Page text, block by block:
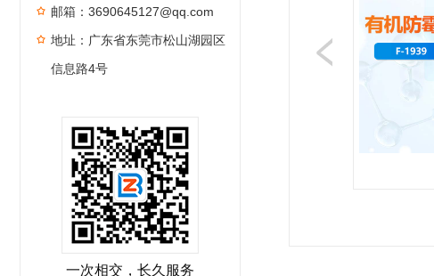
邮箱：3690645127@qq.com
地址：广东省东莞市松山湖园区
信息路4号
一次相交，长久服务